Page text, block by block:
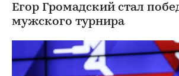
Егор Громадский стал
мужского турнира